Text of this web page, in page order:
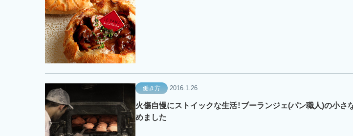
働き方 2016.1.26
火傷自慢にストイックな生活！ブーランジェ(パン職人)の小さ
めました